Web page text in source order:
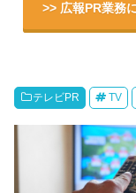
>> 広報PR業務
テレビPR TV